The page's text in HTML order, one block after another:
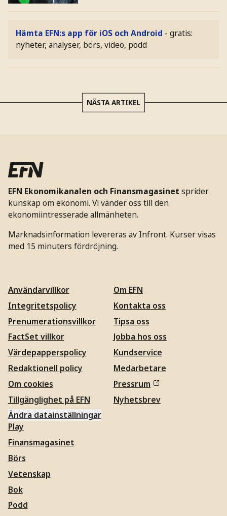
Hämta EFN:s app för iOS och Android - gratis:
nyheter, analyser, börs, video, podd
NÄSTA ARTIKEL
EFN Ekonomikanalen och Finansmagasinet sprider
kunskap om ekonomi. Vi vänder oss till den
ekonomiintresserade allmänheten.
Marknadsinformation levereras av Infront. Kurser visas
med 15 minuters fördröjning.
Användarvillkor
Integritetspolicy
Prenumerationsvillkor
FactSet villkor
Värdepapperspolicy
Redaktionell policy
Om cookies
Tillgänglighet på EFN
Ändra datainställningar
Om EFN
Kontakta oss
Tipsa oss
Jobba hos oss
Kundservice
Medarbetare
Pressrum
Nyhetsbrev
Play
Finansmagasinet
Börs
Vetenskap
Bok
Podd